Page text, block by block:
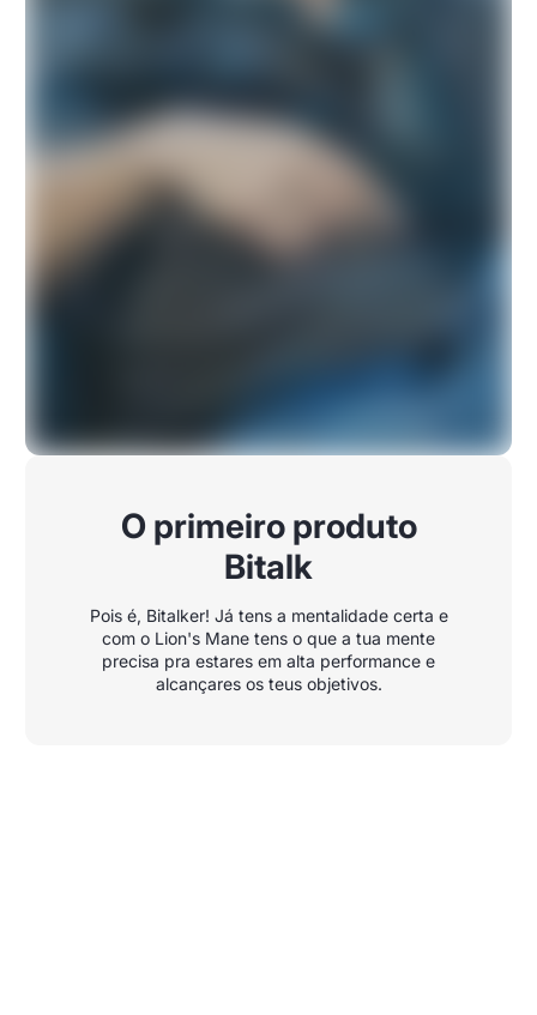
O primeiro produto
Bitalk
Pois é, Bitalker! Já tens a mentalidade certa e
com o Lion's Mane tens o que a tua mente
precisa pra estares em alta performance e
alcançares os teus objetivos.